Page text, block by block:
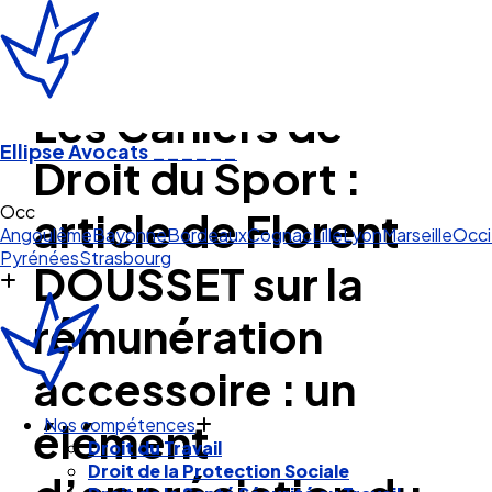
Ellipse Avocats ______
Angoulême Bayonne Bordeaux Cognac
PyrénéesStrasbourg
Nos compétences
Droit du Travail
Droit de la Protection Sociale
Droit de la Santé Sécurité au Travail
Les Cahiers de
Droit du Sport :
article de Florent
DOUSSET sur la
rémunération
accessoire : un
élément